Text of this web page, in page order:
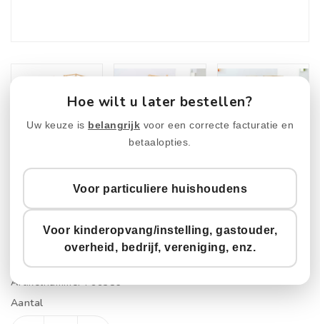
Speelhoek Flora
prijs
€4.299,90
Artikelnummer :99386
Aantal
Hoe wilt u later bestellen?
Uw keuze is belangrijk voor een correcte facturatie en
betaalopties.
Voor particuliere huishoudens
Voor kinderopvang/instelling, gastouder,
overheid, bedrijf, vereniging, enz.